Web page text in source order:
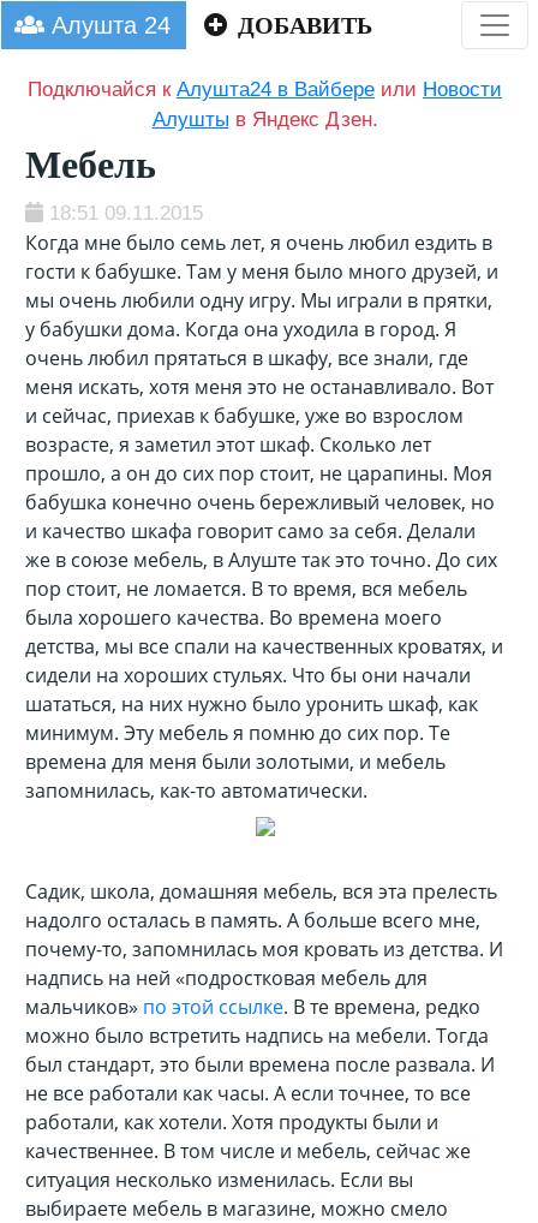
Алушта 24 ДОБАВИТЬ
Подключайся кАлушта24 в Вайбере или Новости
Алушты в Яндекс Дзен.
Мебель
18:51 09.11.2015
Когда мне было семь лет, я очень любил ездить в
гости к бабушке. Там у меня было много друзей, и
мы очень любили одну игру. Мы играли в прятки,
у бабушки дома. Когда она уходила в город. Я
очень любил прятаться в шкафу, все знали, где
меня искать, хотя меня это не останавливало. Вот
и сейчас, приехав к бабушке, уже во взрослом
возрасте, я заметил этот шкаф. Сколько лет
прошло, а он до сих пор стоит, не царапины. Моя
бабушка конечно очень бережливый человек, но
и качество шкафа говорит само за себя. Делали
же в союзе мебель, в Алуште так это точно. До сих
пор стоит, не ломается. В то время, вся мебель
была хорошего качества. Во времена моего
детства, мы все спали на качественных кроватях, и
сидели на хороших стульях. Что бы они начали
шататься, на них нужно было уронить шкаф, как
минимум. Эту мебель я помню до сих пор. Те
времена для меня были золотыми, и мебель
запомнилась, как-то автоматически.
Садик, школа, домашняя мебель, вся эта прелесть
надолго осталась в память. А больше всего мне,
почему-то, запомнилась моя кровать из детства. И
надпись на ней «подростковая мебель для
мальчиков» по этой ссылке. В те времена, редко
можно было встретить надпись на мебели. Тогда
был стандарт, это были времена после развала. И
не все работали как часы. А если точнее, то все
работали, как хотели. Хотя продукты были и
качественнее. В том числе и мебель, сейчас же
ситуация несколько изменилась. Если вы
выбираете мебель в магазине, можно смело